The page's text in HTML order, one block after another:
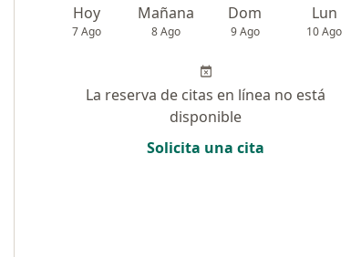
Hoy
7 Ago
Mañana
8 Ago
Dom
9 Ago
Lun
10 Ago
La reserva de citas en línea no está
disponible
Solicita una cita